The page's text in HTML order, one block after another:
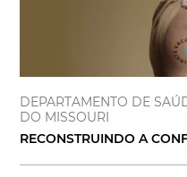
DEPARTAMENTO DE
DO MISSOURI
RECONSTRUINDO A